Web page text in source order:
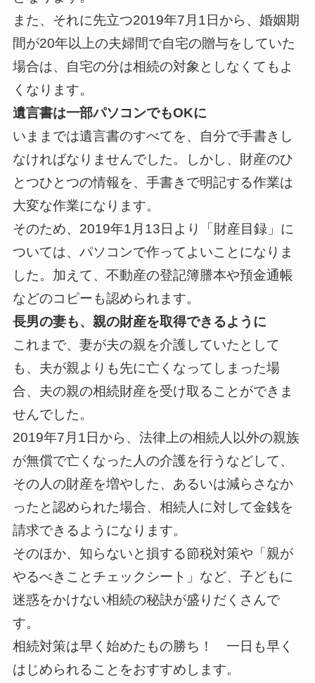
また、それに先立つ2019年7月1日から、婚姻期
間が20年以上の夫婦間で自宅の贈与をしていた
場合は、自宅の分は相続の対象としなくてもよ
くなります。
遺言書は一部パソコンでもOKに
いままでは遺言書のすべてを、自分で手書きし
なければなりませんでした。しかし、財産のひ
とつひとつの情報を、手書きで明記する作業は
大変な作業になります。
そのため、2019年1月13日より「財産目録」に
ついては、パソコンで作ってよいことになりま
した。加えて、不動産の登記簿謄本や預金通帳
などのコピーも認められます。
長男の妻も、親の財産を取得できるように
これまで、妻が夫の親を介護していたとして
も、夫が親よりも先に亡くなってしまった場
合、夫の親の相続財産を受け取ることができま
せんでした。
2019年7月1日から、法律上の相続人以外の親族
が無償で亡くなった人の介護を行うなどして、
その人の財産を増やした、あるいは減らさなか
ったと認められた場合、相続人に対して金銭を
請求できるようになります。
そのほか、知らないと損する節税対策や「親が
やるべきことチェックシート」など、子どもに
迷惑をかけない相続の秘訣が盛りだくさんで
す。
相続対策は早く始めたもの勝ち！ 一日も早く
はじめられることをおすすめします。